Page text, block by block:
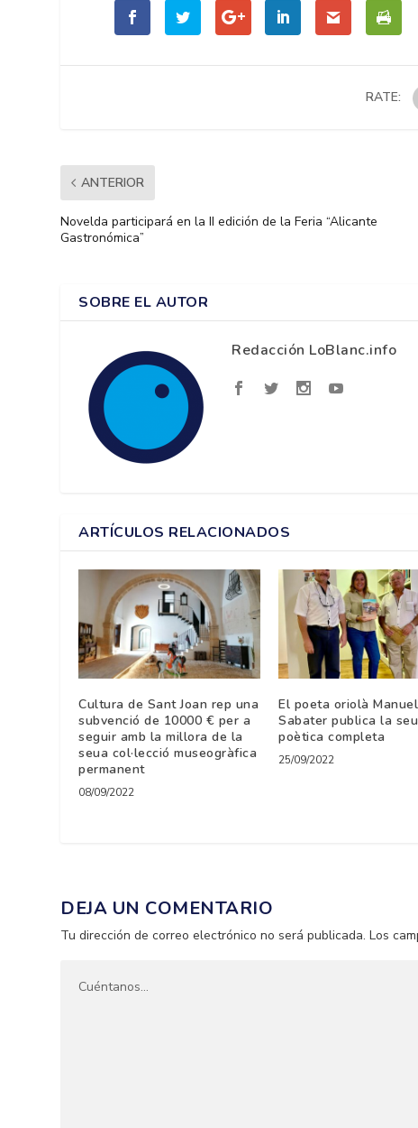
RATE:
ANTERIOR
Novelda participará en la II edición de la Feria “Alicante
Gastronómica”
SOBRE EL AUTOR
Redacción LoBlanc.info
ARTÍCULOS RELACIONADOS
Cultura de Sant Joan rep una
subvenció de 10000 € per a
seguir amb la millora de la
seua col·lecció museogràfica
permanent
08/09/2022
El poeta oriolà Manuel
Sabater publica la
poètica completa
25/09/2022
DEJA UN COMENTARIO
Tu dirección de correo electrónico no será publicada. Los